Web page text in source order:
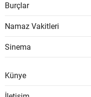
Burçlar
Namaz Vakitleri
Sinema
Künye